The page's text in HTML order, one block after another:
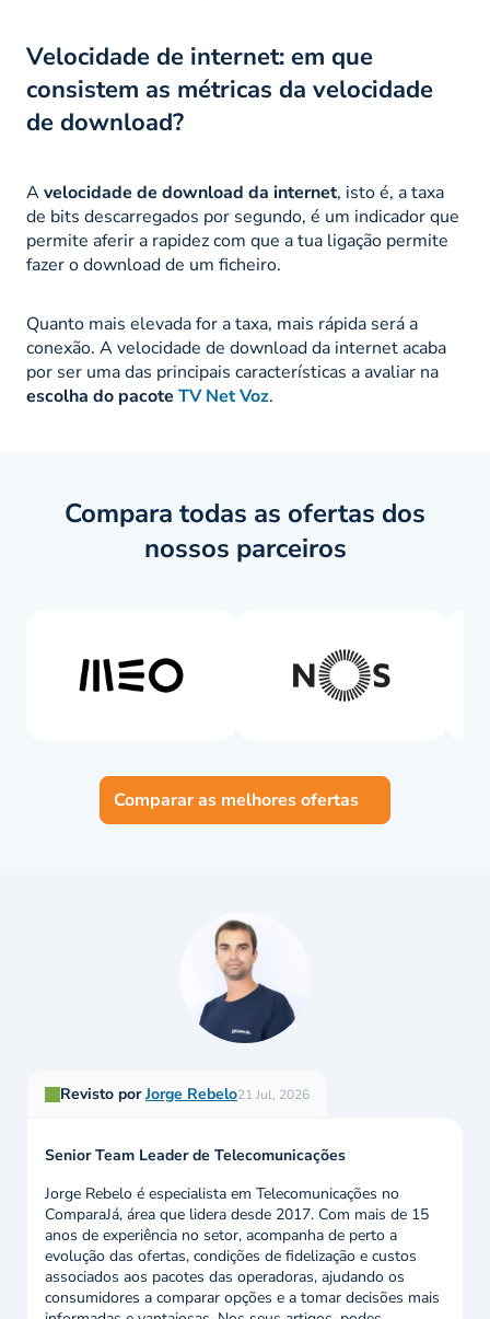
Velocidade de internet: em que
consistem as métricas da velocidade
de download?
Avelocidade de download da internet, isto é, a taxa
de bits descarregados por segundo, é um indicador que
permite aferir a rapidez com que a tua ligação permite
fazer o download de um ficheiro.
Quanto mais elevada for a taxa, mais rápida será a
conexão. A velocidade de download da internet acaba
por ser uma das principais características a avaliar na
escolha do pacote TV Net Voz.
Compara todas as ofertas dos
nossos parceiros
Comparar as melhores ofertas
Revisto porJorge Rebelo21 Jul, 2026
Senior Team Leader de Telecomunicações
Jorge Rebelo é especialista em Telecomunicações no
ComparaJá, área que lidera desde 2017. Com mais de 15
anos de experiência no setor, acompanha de perto a
evolução das ofertas, condições de fidelização e custos
associados aos pacotes das operadoras, ajudando os
consumidores a comparar opções e a tomar decisões mais